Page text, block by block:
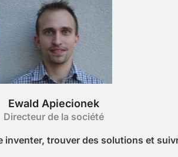
Ewald Apiecionek
Directeur de la société
inventer, trouver des solutions et